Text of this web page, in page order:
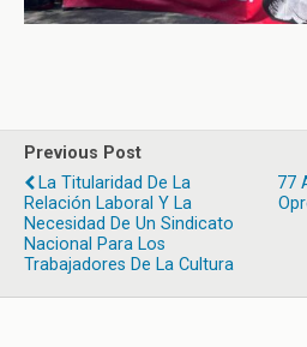
Previous Post
La Titularidad De La
Relación Laboral Y La
Necesidad De Un Sindicato
Nacional Para Los
Trabajadores De La Cultura
77